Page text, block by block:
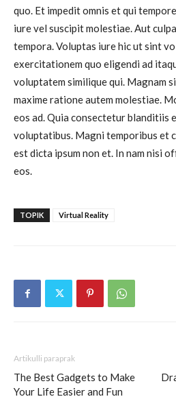
quo. Et impedit omnis et qui
iure vel suscipit molestiae. Aut
tempora. Voluptas iure hic ut sint
exercitationem quo eligendi ad
voluptatem similique qui. Magnam
maxime ratione autem molestiae.
eos ad. Quia consectetur blanditiis
voluptatibus. Magni temporibus et
est dicta ipsum non et. In nam nisi
eos.
TOPIK Virtual Reality
Artikulli paraprak
The Best Gadgets to Make
Your Life Easier and Fun